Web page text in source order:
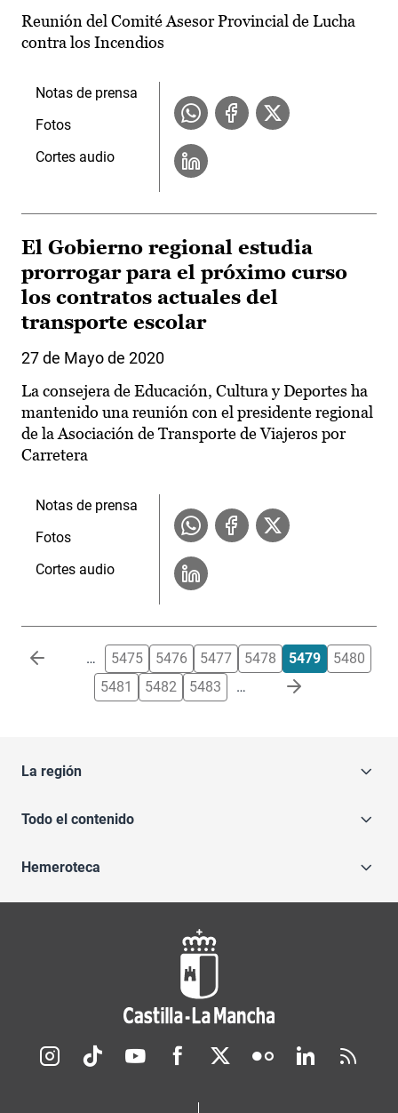
Reunión del Comité Asesor Provincial de Lucha
contra los Incendios
Notas de prensa
Fotos
Cortes audio
El Gobierno regional estudia
prorrogar para el próximo curso
los contratos actuales del
transporte escolar
27 de Mayo de 2020
La consejera de Educación, Cultura y Deportes ha
mantenido una reunión con el presidente regional
de la Asociación de Transporte de Viajeros por
Carretera
Notas de prensa
Fotos
Cortes audio
Paginación … 5475 5476 5477 5478 5479
5480
5481
5482 5483 …
La región
Todo el contenido
Hemeroteca
Redes sociales JCCM